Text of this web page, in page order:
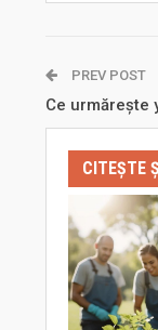
PREV POST
Ce urmăreşte
CITEȘTE